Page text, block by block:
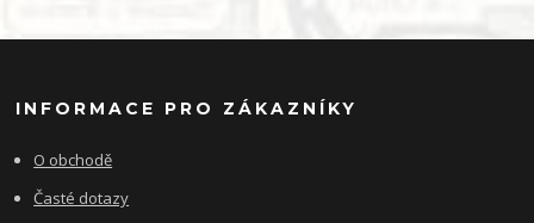
INFORMACE PRO ZÁKAZNÍKY
O obchodě
Časté dotazy